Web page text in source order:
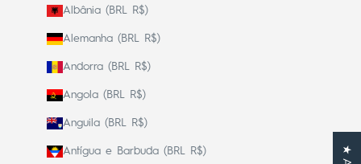
Albânia (BRL R$)
Alemanha (BRL R$)
Andorra (BRL R$)
Angola (BRL R$)
Anguila (BRL R$)
Antígua e Barbuda (BRL R$)